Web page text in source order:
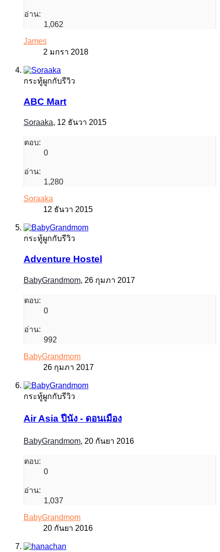
อ่าน:
1,062
James
2 มกรา 2018
กระทู้ผูกกับรีวิว
ABC Mart
Soraaka, 12 ธันวา 2015
ตอบ:
0
อ่าน:
1,280
Soraaka
12 ธันวา 2015
กระทู้ผูกกับรีวิว
Adventure Hostel
BabyGrandmom, 26 กุมภา 2017
ตอบ:
0
อ่าน:
992
BabyGrandmom
26 กุมภา 2017
กระทู้ผูกกับรีวิว
Air Asia ปีนัง - ดอนเมือง
BabyGrandmom, 20 กันยา 2016
ตอบ:
0
อ่าน:
1,037
BabyGrandmom
20 กันยา 2016